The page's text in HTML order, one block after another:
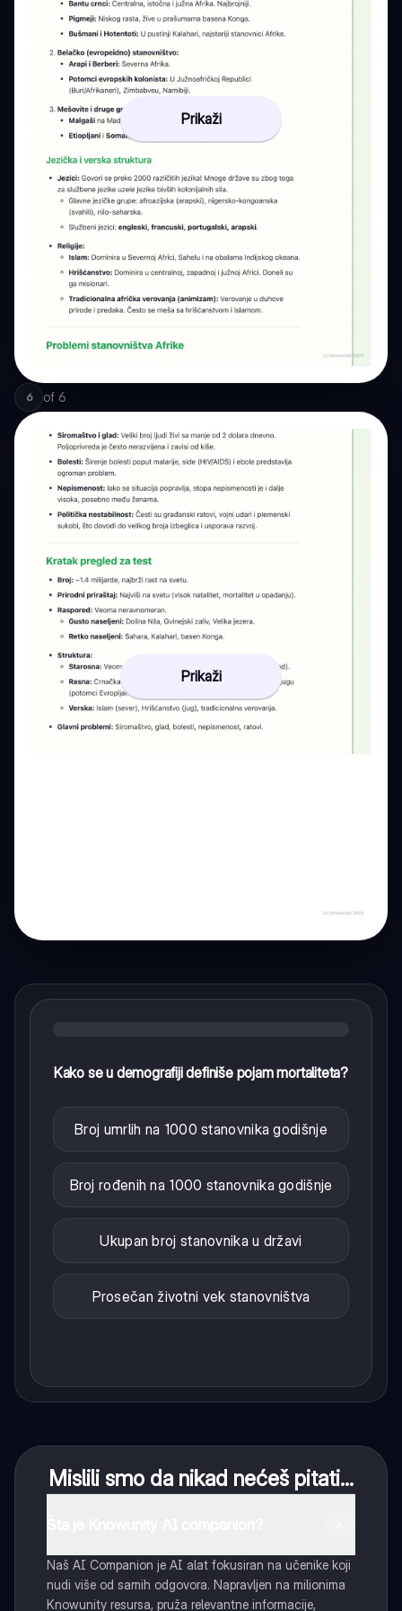
Prikaži
6 of 6
Prikaži
Kako se u demografiji definiše pojam mortaliteta?
Broj umrlih na 1000 stanovnika godišnje
Broj rođenih na 1000 stanovnika godišnje
Ukupan broj stanovnika u državi
Prosečan životni vek stanovništva
Mislili smo da nikad nećeš pitati...
Naš AI Companion je AI alat fokusiran na učenike koji
nudi više od samih odgovora. Napravljen na milionima
Knowunity resursa, pruža relevantne informacije,